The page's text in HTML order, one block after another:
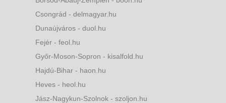
Csongrád - delmagyar.hu
Dunaújváros - duol.hu
Fejér - feol.hu
Győr-Moson-Sopron - kisalfold.hu
Hajdú-Bihar - haon.hu
Heves - heol.hu
Jász-Nagykun-Szolnok - szoljon.hu